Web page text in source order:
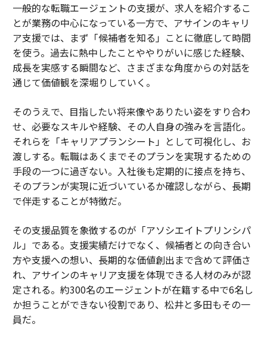
一般的な転職エージェントの支援が、求人を紹介するこ
とが業務の中心になっている一方で、アサインのキャリ
ア支援では、まず「候補者を知る」ことに徹底して時間
を使う。過去に熱中したことややりがいに感じた経験、
成長を実感する瞬間など、さまざまな角度からの対話を
通じて価値観を深堀りしていく。
そのうえで、目指したい将来像やありたい姿をすり合わ
せ、必要なスキルや経験、その人自身の強みを言語化。
それらを「キャリアプランシート」として可視化し、お
渡しする。転職はあくまでそのプランを実現するための
手段の一つに過ぎない。入社後も定期的に接点を持ち、
そのプランが実現に近づいているか確認しながら、長期
で伴走することが特徴だ。
その支援品質を象徴するのが「アソシエイトプリンシパ
ル」である。支援実績だけでなく、候補者との向き合い
方や支援への想い、長期的な価値創出まで含めて評価さ
れ、アサインのキャリア支援を体現できる人材のみが認
定される。約300名のエージェントが在籍する中で6名し
か担うことができない役割であり、松井と多田もその一
員だ。